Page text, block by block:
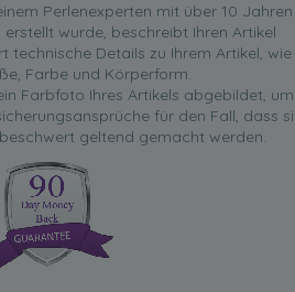
Perlenexperten mit über 10 Jahren
wurde, beschreibt Ihren Artikel
technische Details zu Ihrem Artikel, wie
Farbe und Körperform.
Farbfoto Ihres Artikels abgebildet, um
für den Fall, dass
geltend gemacht werden.